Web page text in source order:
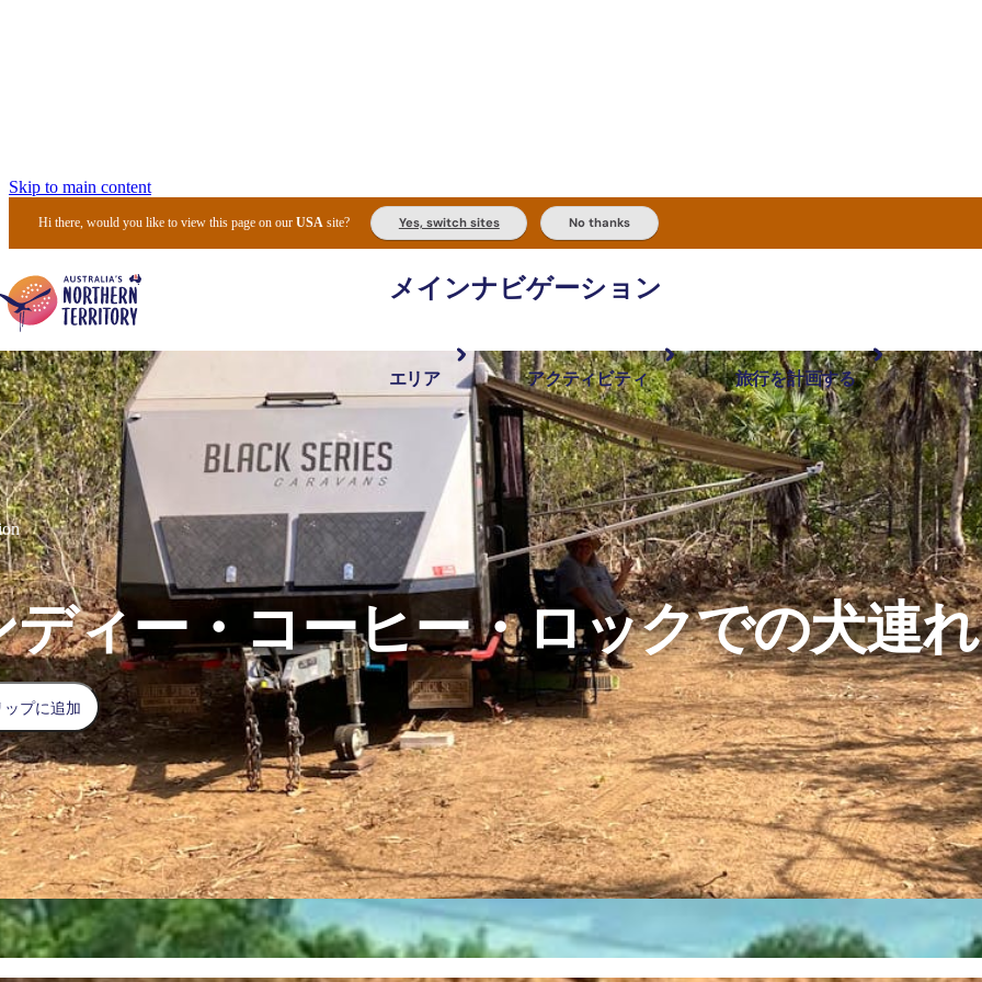
Skip to main content
Hi there, would you like to view this page on ourUSA site? Yes, switch sites No thanks
メインナビゲーション
エリア
最も人気が高い場所 アウトバックとアウトドア 地域ごとに散
アクティビティ
体験 旅行タイプ 現地でしたいこと
旅行を計画する
計画と予約 実用的な情報 計画ツール
検索:
ディー・コーヒー・ロックでの犬連
プに追加